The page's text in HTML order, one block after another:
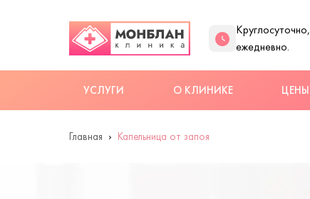
Круглосуточно,
ежедневно.
УСЛУГИ О КЛИНИКЕ ЦЕНЫ
Главная Капельница от запоя